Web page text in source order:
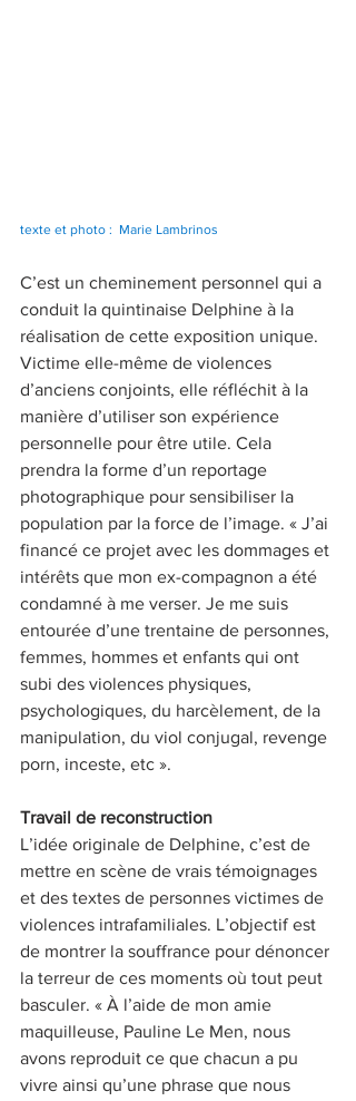
texte et photo :  Marie Lambrinos
C’est un cheminement personnel qui a
conduit la quintinaise Delphine à la
réalisation de cette exposition unique.
Victime elle-même de violences
d’anciens conjoints, elle réfléchit à la
manière d’utiliser son expérience
personnelle pour être utile. Cela
prendra la forme d’un reportage
photographique pour sensibiliser la
population par la force de l’image. « J’ai
financé ce projet avec les dommages et
intérêts que mon ex-compagnon a été
condamné à me verser. Je me suis
entourée d’une trentaine de personnes,
femmes, hommes et enfants qui ont
subi des violences physiques,
psychologiques, du harcèlement, de la
manipulation, du viol conjugal, revenge
porn, inceste, etc ».
Travail de reconstruction
L’idée originale de Delphine, c’est de
mettre en scène de vrais témoignages
et des textes de personnes victimes de
violences intrafamiliales. L’objectif est
de montrer la souffrance pour dénoncer
la terreur de ces moments où tout peut
basculer. « À l’aide de mon amie
maquilleuse, Pauline Le Men, nous
avons reproduit ce que chacun a pu
vivre ainsi qu’une phrase que nous